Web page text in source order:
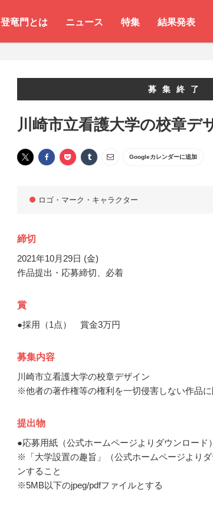
登竜門とは ニュース 特集 結果発表
募集終了
川崎市立看護大学の校章デ
Googleカレンダーに追加
ロゴ・マーク・キャラクター
締切
2021年10月29日 (金)
作品提出・応募締切、必着
賞
●採用（1点） 賞金3万円
募集内容
川崎市立看護大学の校章デザイン
※他者の著作権等の権利を一切侵害しない作品に
提出物
●応募用紙（公式ホームページよりダウンロード）
※「大学設置の趣旨」（公式ホームページより
ンすること
※5MB以下のjpeg/pdfファイルとする